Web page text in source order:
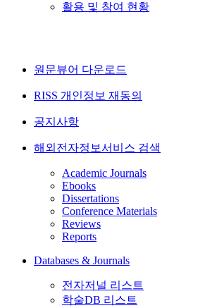
활용 및 참여 현황
원문뷰어 다운로드
RISS 개인정보 재동의
공지사항
해외전자정보서비스 검색
Academic Journals
Ebooks
Dissertations
Conference Materials
Reviews
Reports
Databases & Journals
전자저널 리스트
학술DB 리스트